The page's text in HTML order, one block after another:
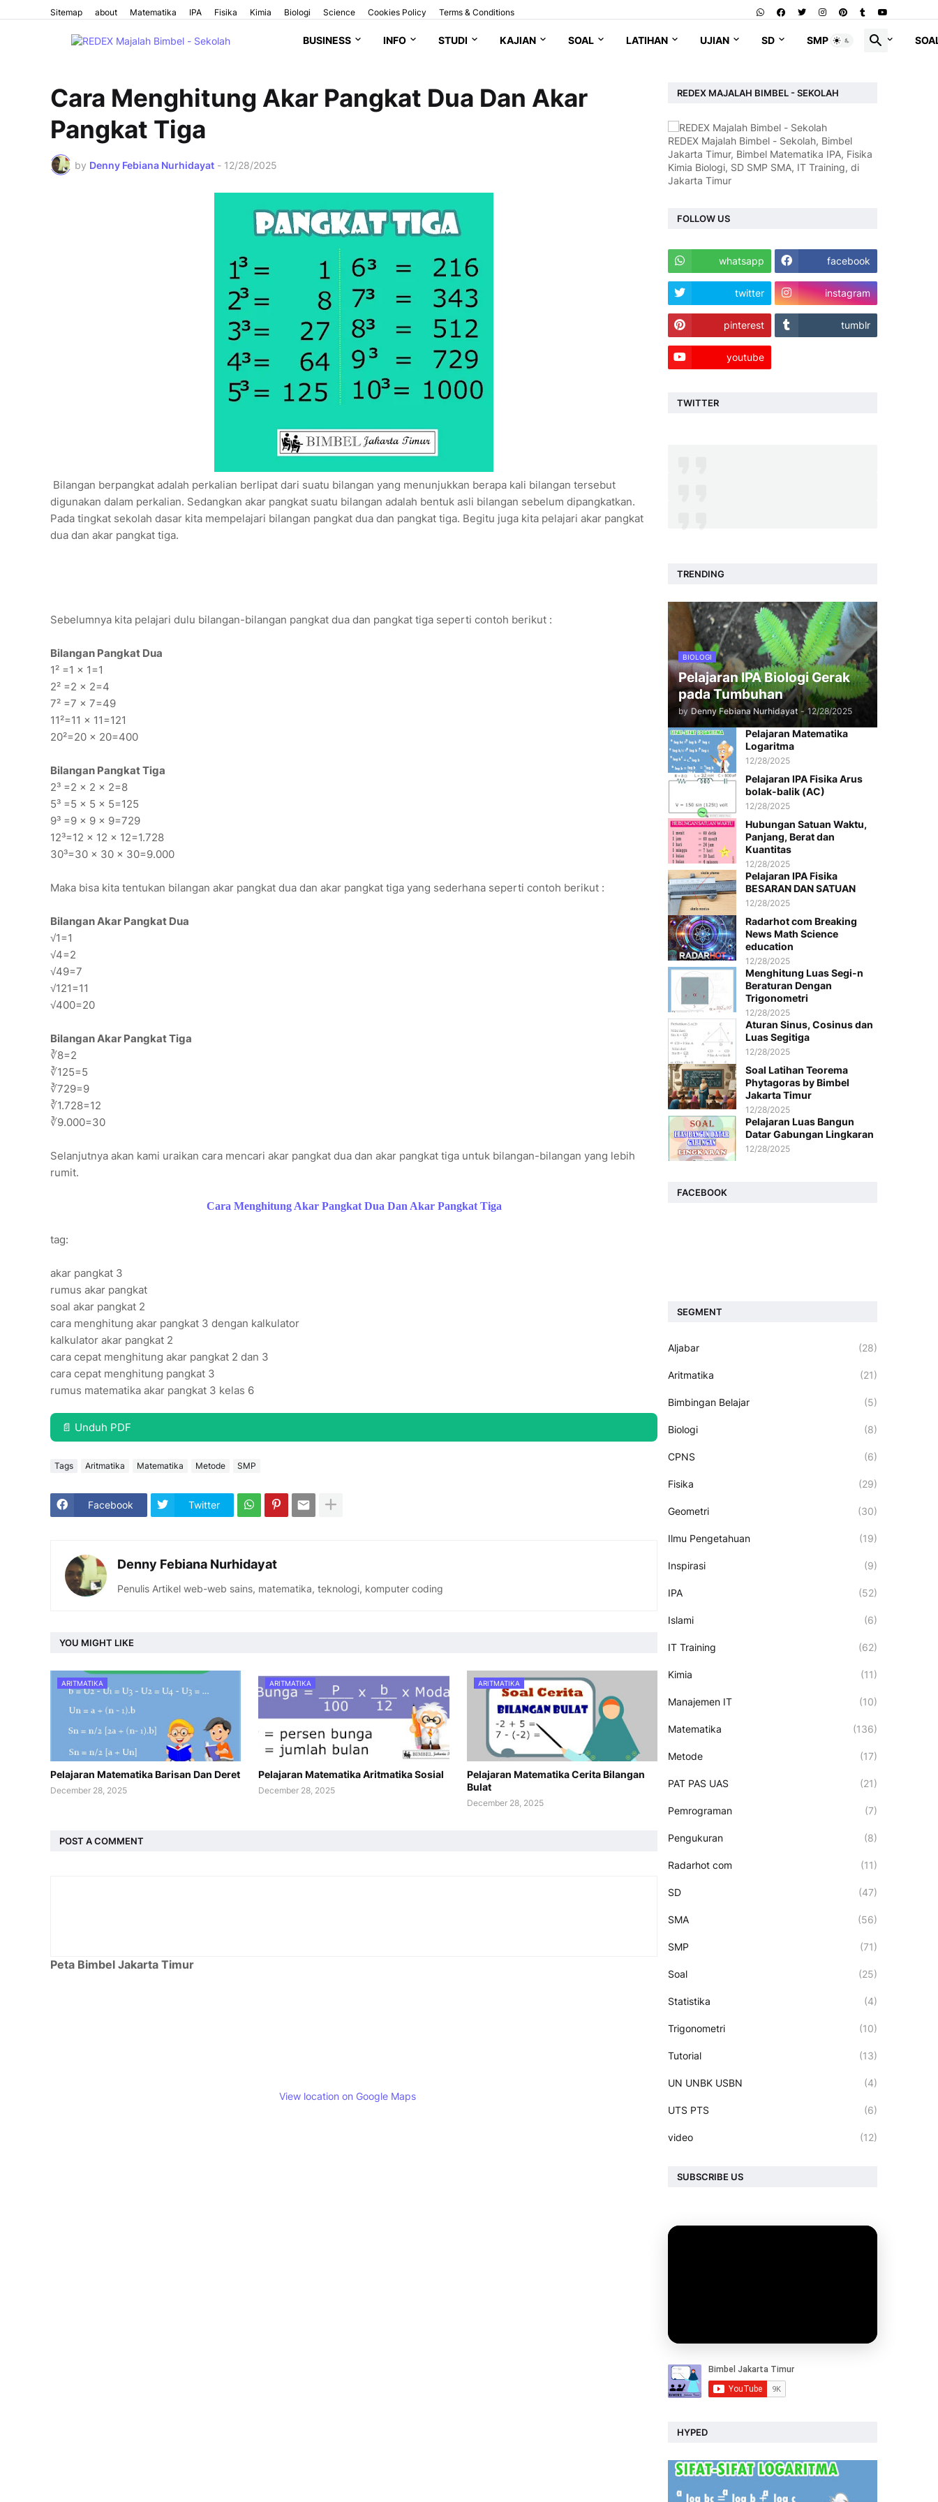
Sitemap about Matematika IPA Fisika Kimia Biologi Science Cookies Policy Terms & Conditions
BUSINESS INFO STUDI KAJIAN SOAL LATIHAN UJIAN SD SMP SMA
Cara Menghitung Akar Pangkat Dua Dan Akar
Pangkat Tiga
by Denny Febiana Nurhidayat - 12/28/2025
Bilangan berpangkat adalah perkalian berlipat dari suatu bilangan yang menunjukkan berapa kali bilangan tersebut
digunakan dalam perkalian. Sedangkan akar pangkat suatu bilangan adalah bentuk asli bilangan sebelum dipangkatkan.
Pada tingkat sekolah dasar kita mempelajari bilangan pangkat dua dan pangkat tiga. Begitu juga kita pelajari akar pangkat
dua dan akar pangkat tiga.
Sebelumnya kita pelajari dulu bilangan-bilangan pangkat dua dan pangkat tiga seperti contoh berikut :
Bilangan Pangkat Dua
1² =1 x 1=1
2² =2 x 2=4
7² =7 x 7=49
11²=11 x 11=121
20²=20 x 20=400
Bilangan Pangkat Tiga
2³ =2 x 2 x 2=8
5³ =5 x 5 x 5=125
9³ =9 x 9 x 9=729
12³=12 x 12 x 12=1.728
30³=30 x 30 x 30=9.000
Maka bisa kita tentukan bilangan akar pangkat dua dan akar pangkat tiga yang sederhana seperti contoh berikut :
Bilangan Akar Pangkat Dua
√1=1
√4=2
√49=7
√121=11
√400=20
Bilangan Akar Pangkat Tiga
∛8=2
∛125=5
∛729=9
∛1.728=12
∛9.000=30
Selanjutnya akan kami uraikan cara mencari akar pangkat dua dan akar pangkat tiga untuk bilangan-bilangan yang lebih
rumit.
Cara Menghitung Akar Pangkat Dua Dan Akar Pangkat Tiga
tag:
akar pangkat 3
rumus akar pangkat
soal akar pangkat 2
cara menghitung akar pangkat 3 dengan kalkulator
kalkulator akar pangkat 2
cara cepat menghitung akar pangkat 2 dan 3
cara cepat menghitung pangkat 3
rumus matematika akar pangkat 3 kelas 6
📄 Unduh PDF
Tags Aritmatika Matematika Metode SMP
Facebook Twitter
Denny Febiana Nurhidayat
Penulis Artikel web-web sains, matematika, teknologi, komputer coding
YOU MIGHT LIKE
ARITMATIKA
Pelajaran Matematika Barisan Dan Deret
December 28, 2025
ARITMATIKA
Pelajaran Matematika Aritmatika Sosial
December 28, 2025
ARITMATIKA
Pelajaran Matematika Cerita Bilangan
Bulat
December 28, 2025
POST A COMMENT
Peta Bimbel Jakarta Timur
View location on Google Maps
REDEX MAJALAH BIMBEL - SEKOLAH
REDEX Majalah Bimbel - Sekolah, Bimbel
Jakarta Timur, Bimbel Matematika IPA, Fisika
Kimia Biologi, SD SMP SMA, IT Training, di
Jakarta Timur
FOLLOW US
whatsapp facebook
twitter instagram
pinterest tumblr
youtube
TWITTER
TRENDING
BIOLOGI
Pelajaran IPA Biologi Gerak
pada Tumbuhan
by Denny Febiana Nurhidayat - 12/28/2025
Pelajaran Matematika
Logaritma
12/28/2025
Pelajaran IPA Fisika Arus
bolak-balik (AC)
12/28/2025
Hubungan Satuan Waktu,
Panjang, Berat dan
Kuantitas
12/28/2025
Pelajaran IPA Fisika
BESARAN DAN SATUAN
12/28/2025
Radarhot com Breaking
News Math Science
education
12/28/2025
Menghitung Luas Segi-n
Beraturan Dengan
Trigonometri
12/28/2025
Aturan Sinus, Cosinus dan
Luas Segitiga
12/28/2025
Soal Latihan Teorema
Phytagoras by Bimbel
Jakarta Timur
12/28/2025
Pelajaran Luas Bangun
Datar Gabungan Lingkaran
12/28/2025
FACEBOOK
SEGMENT
Aljabar (28)
Aritmatika (21)
Bimbingan Belajar (5)
Biologi (8)
CPNS (6)
Fisika (29)
Geometri (30)
Ilmu Pengetahuan (19)
Inspirasi (9)
IPA (52)
Islami (6)
IT Training (62)
Kimia (11)
Manajemen IT (10)
Matematika (136)
Metode (17)
PAT PAS UAS (21)
Pemrograman (7)
Pengukuran (8)
Radarhot com (11)
SD (47)
SMA (56)
SMP (71)
Soal (25)
Statistika (4)
Trigonometri (10)
Tutorial (13)
UN UNBK USBN (4)
UTS PTS (6)
video (12)
SUBSCRIBE US
HYPED